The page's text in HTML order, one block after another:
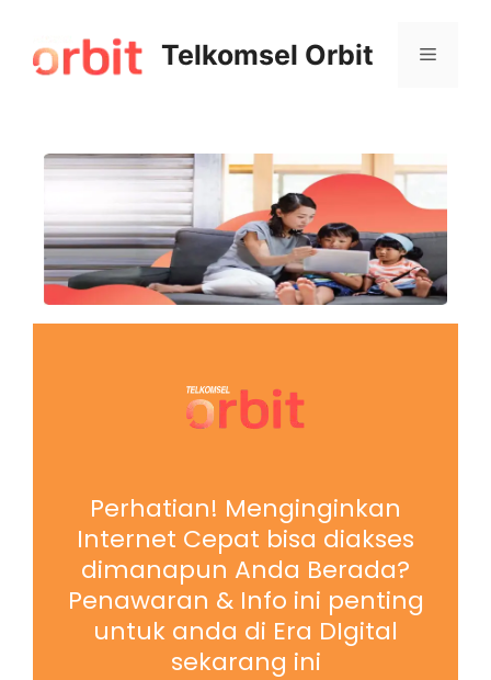
Telkomsel Orbit
Perhatian! Menginginkan
Internet Cepat bisa diakses
dimanapun Anda Berada?
Penawaran & Info ini penting
untuk anda di Era DIgital
sekarang ini